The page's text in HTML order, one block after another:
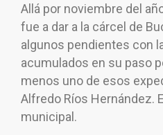
Allá por noviembre del
fue a dar a la cárcel de
algunos pendientes con
acumulados en su paso
menos uno de esos
Alfredo Ríos Hernández.
municipal.